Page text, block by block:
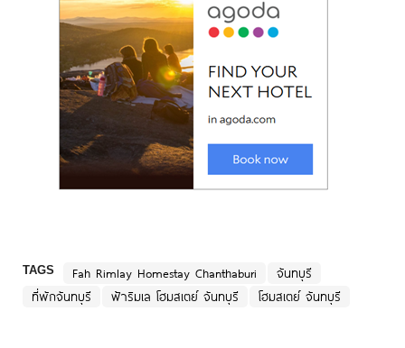
TAGS Fah Rimlay Homestay Chanthaburi
จันทบุรี
ที่พักจันทบุรี
ฟ้าริมเล โฮมสเตย์ จันทบุรี โฮมสเตย์ จันทบุรี